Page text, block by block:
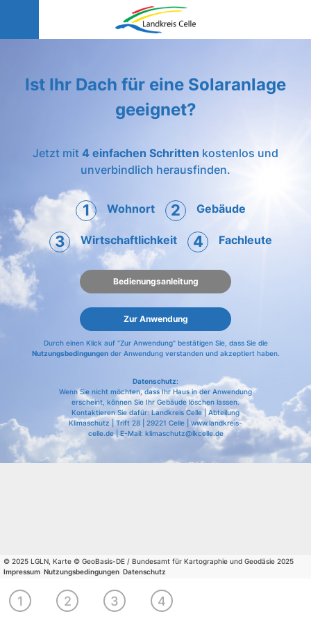
Ist Ihr Dach für eine Solaranlage
geeignet?
Jetzt mit 4 einfachen Schritten kostenlos und
unverbindlich herausfinden.
1 Wohnort 2 Gebäude
3 Wirtschaftlichkeit 4 Fachleute
Bedienungsanleitung
Zur Anwendung
Durch einen Klick auf "Zur Anwendung" bestätigen Sie, dass Sie die
Nutzungsbedingungender Anwendung verstanden und akzeptiert haben.
Datenschutz:
Wenn Sie nicht möchten, dass Ihr Haus in der Anwendung
erscheint, können Sie Ihr Gebäude löschen lassen.
Kontaktieren Sie dafür: Landkreis Celle | Abteilung
Klimaschutz | Trift 28 | 29221 Celle | www.landkreis-
celle.de | E-Mail: klimaschutz@lkcelle.de
© 2025 LGLN, Karte © GeoBasis-DE / Bundesamt für Kartographie und Geodäsie 2025
Impressum Nutzungsbedingungen Datenschutz
1
Ihren 2
Wählen
Sie Ihr
Gebäude
3
Wirtschaftlichkeit
berechnen
4